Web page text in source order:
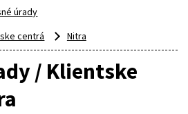
úrady
centrá
Nitra
/ Klientske